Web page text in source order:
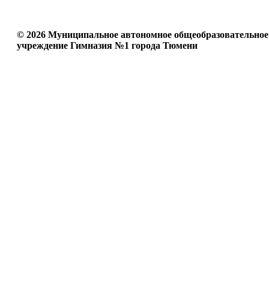
© 2026 Муниципальное автономное общеобразовательное
учреждение Гимназия №1 города Тюмени